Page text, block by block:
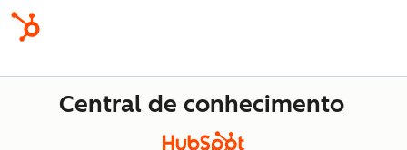
Central de conhecimento